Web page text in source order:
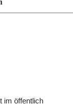
im öffentlich